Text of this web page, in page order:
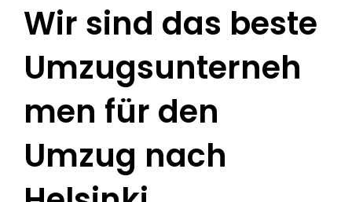
Wir sind das beste
Umzugsunterneh
men für den
Umzug nach